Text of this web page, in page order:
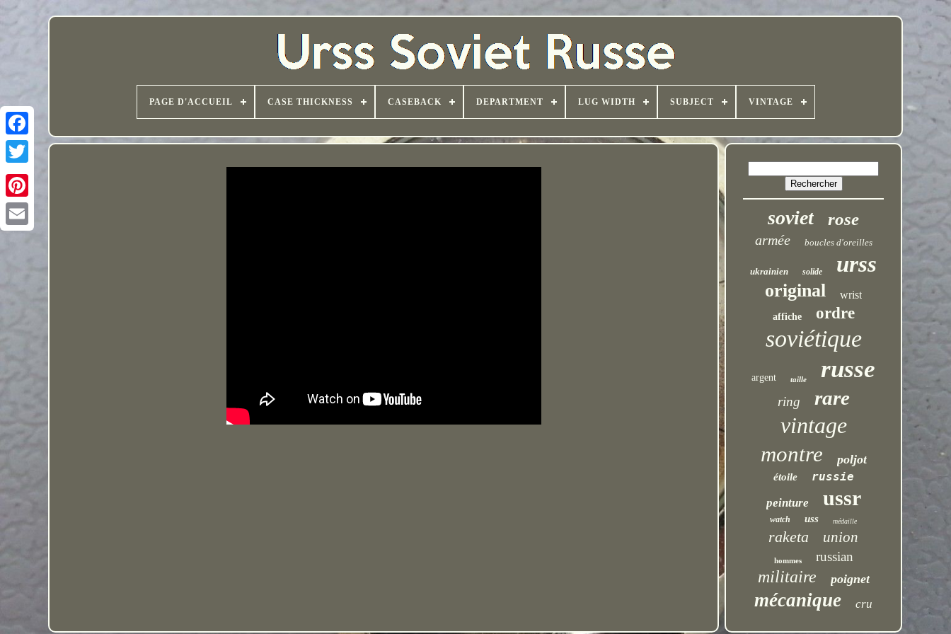
PAGE D'ACCUEIL CASE THICKNESS CASEBACK DEPARTMENT LUG WIDTH SUBJECT VINTAGE
soviet rose
armée boucles d'oreilles
ukrainien solide urss
original wrist
affiche ordre
soviétique
argent taille russe
ring rare
vintage
montre poljot
étoile
russie
peinture
ussr
watch uss médaille
raketa union
hommes russian
militaire poignet
mécanique cru